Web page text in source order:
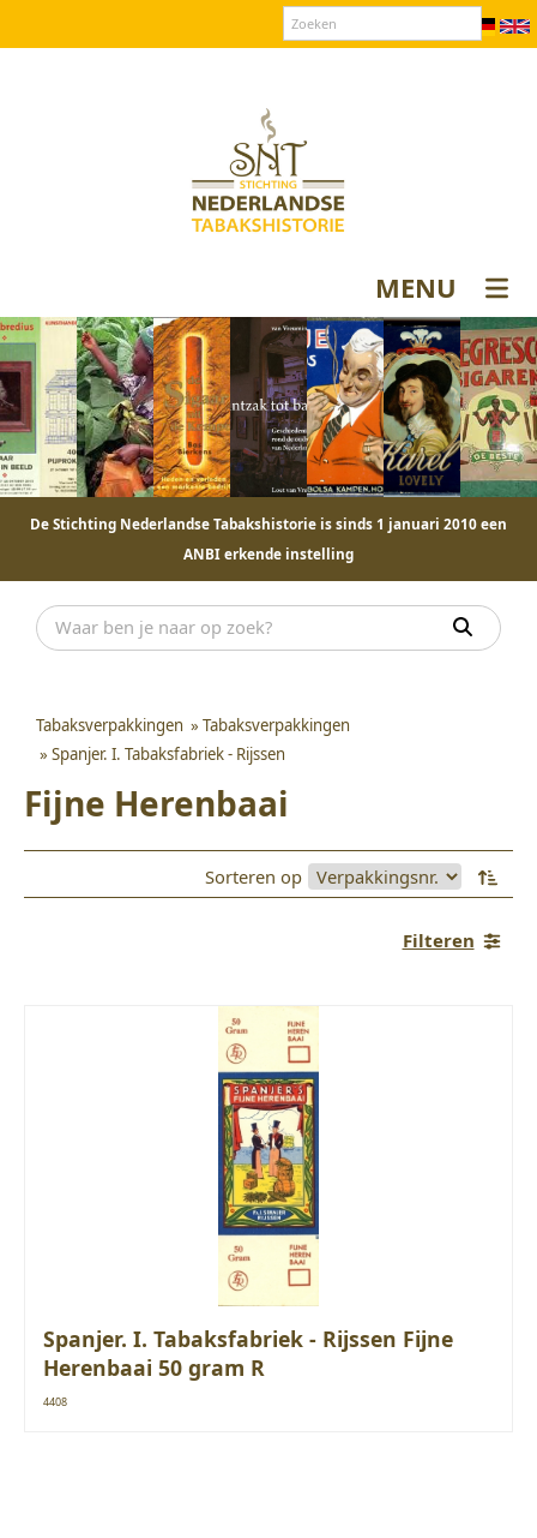
MENU
De Stichting Nederlandse Tabakshistorie is sinds 1 januari 2010 een
ANBI erkende instelling
Tabaksverpakkingen » Tabaksverpakkingen
» Spanjer. I. Tabaksfabriek - Rijssen
Fijne Herenbaai
Sorteren op
Filteren
Spanjer. I. Tabaksfabriek - Rijssen Fijne
Herenbaai 50 gram R
4408